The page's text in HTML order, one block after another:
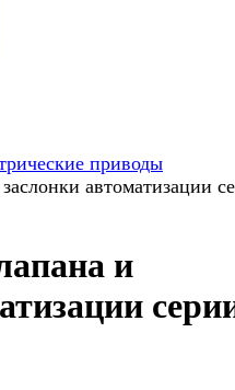
приводы
автоматизации
и